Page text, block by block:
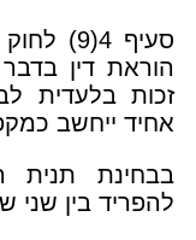
סעיף
הוראת דין
זכות בלעדית
אחיד ייחשב
בבחינת תנית
להפריד בין שני